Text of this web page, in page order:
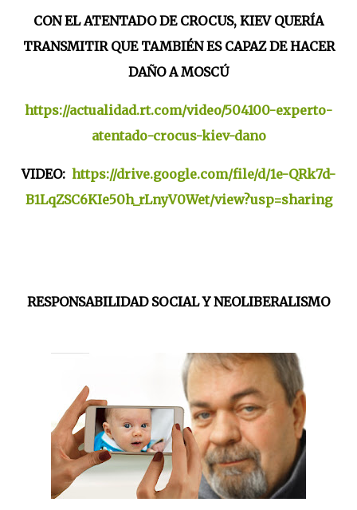
CON EL ATENTADO DE CROCUS, KIEV QUERÍA
TRANSMITIR QUE TAMBIÉN ES CAPAZ DE HACER
DAÑO A MOSCÚ
https://actualidad.rt.com/video/504100-experto-
atentado-crocus-kiev-dano
VIDEO: https://drive.google.com/file/d/1e-QRk7d-
B1LqZSC6KIe50h_rLnyV0Wet/view?usp=sharing
RESPONSABILIDAD SOCIAL Y NEOLIBERALISMO